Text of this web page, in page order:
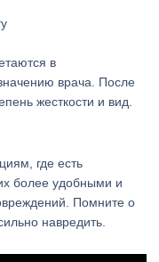
в
врача. После
жесткости и вид.
где есть
более удобными и
Помните о
навредить.